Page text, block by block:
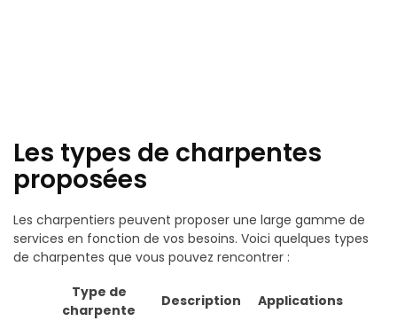
Les types de charpentes
proposées
Les charpentiers peuvent proposer une large gamme de
services en fonction de vos besoins. Voici quelques types
de charpentes que vous pouvez rencontrer :
Type de
charpente
Description Applications